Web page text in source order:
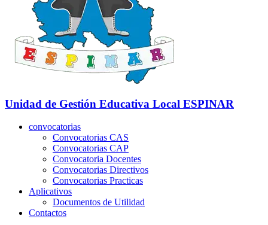
Unidad de Gestión Educativa Local ESPINAR
convocatorias
Convocatorias CAS
Convocatorias CAP
Convocatoria Docentes
Convocatorias Directivos
Convocatorias Practicas
Aplicativos
Documentos de Utilidad
Contactos